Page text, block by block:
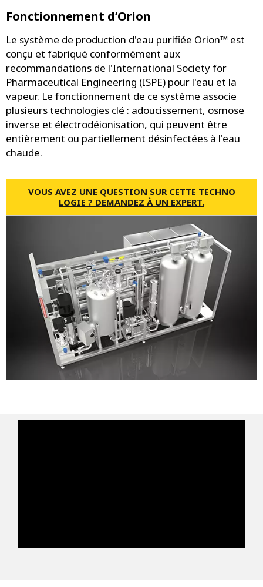
Fonctionnement d’Orion
Le système de production d'eau purifiée Orion™ est
conçu et fabriqué conformément aux
recommandations de l'International Society for
Pharmaceutical Engineering (ISPE) pour l'eau et la
vapeur. Le fonctionnement de ce système associe
plusieurs technologies clé : adoucissement, osmose
inverse et électrodéionisation, qui peuvent être
entièrement ou partiellement désinfectées à l'eau
chaude.
VOUS AVEZ UNE QUESTION SUR CETTE TECHNO
LOGIE ? DEMANDEZ À UN EXPERT.